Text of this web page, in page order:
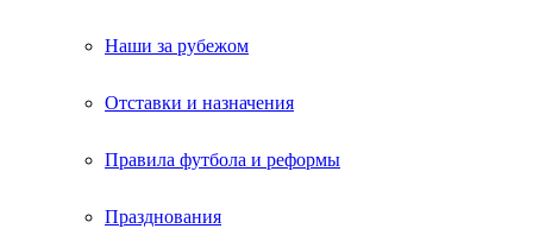
Наши за рубежом
Отставки и назначения
Правила футбола и реформы
Празднования